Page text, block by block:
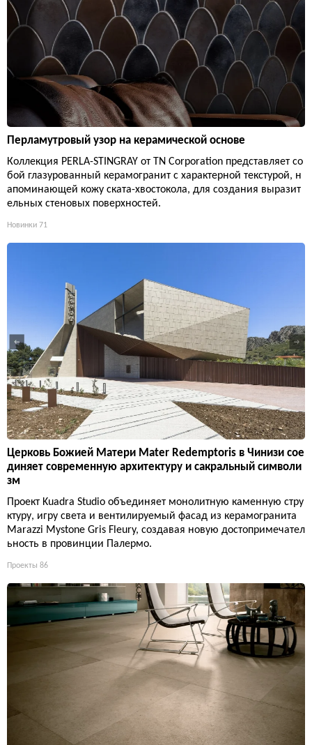
Перламутровый узор на керамической основе
Коллекция PERLA-STINGRAY от TN Corporation представляет со
бой глазурованный керамогранит с характерной текстурой, н
апоминающей кожу ската-хвостокола, для создания выразит
ельных стеновых поверхностей.
Новинки 71
Церковь Божией Матери Mater Redemptoris в Чинизи сое
диняет современную архитектуру и сакральный символи
зм
Проект Kuadra Studio объединяет монолитную каменную стру
ктуру, игру света и вентилируемый фасад из керамогранита
Marazzi Mystone Gris Fleury, создавая новую достопримечател
ьность в провинции Палермо.
Проекты 86